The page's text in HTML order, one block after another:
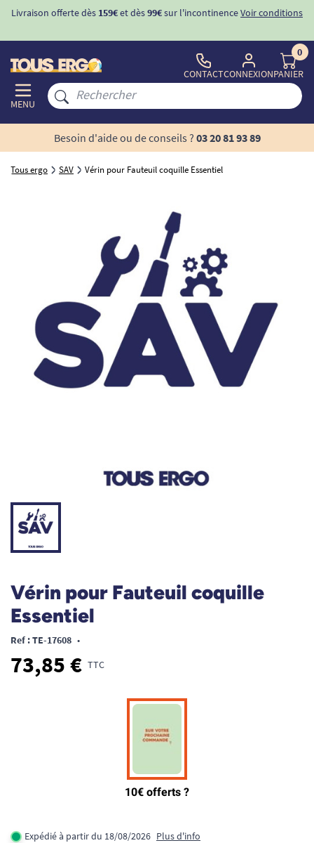
Livraison offerte dès 159€et dès99€sur l'incontinenceVoir conditions
MENU
CONTACTCONNEXION
0
PANIER
Besoin d'aide ou de conseils ? 03 20 81 93 89
Tous ergo SAV Vérin pour Fauteuil coquille Essentiel
Vérin pour Fauteuil coquille
Essentiel
Ref : TE-17608 •
73,85 € TTC
Expédié à partir du 18/08/2026 Plus d'info